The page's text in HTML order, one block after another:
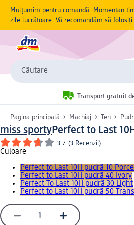
Mulțumim pentru comandă. Momentan
zile lucrătoare. Vă recomandăm să
Căutare
Transport gratuit
Pagina principală Machiaj Ten
miss sportyPerfect to Last
3.7 (3 Recenzii)
Culoare
Perfect to Last 10H pudră 10
Perfect to Last 10H pudră 40 Ivory
Perfect To Last 10H pudră 30 Light
Perfect to Last 10H pudră 50